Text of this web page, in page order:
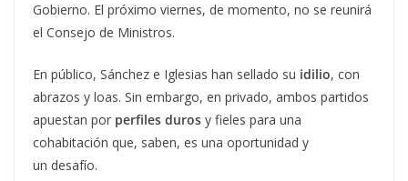
Gobierno. El próximo viernes, de momento, no se reunirá
el Consejo de Ministros.
En público, Sánchez e Iglesias han sellado su idilio, con
abrazos y loas. Sin embargo, en privado, ambos partidos
apuestan por perfiles duros y fieles para una
cohabitación que, saben, es una oportunidad y
un desafío.